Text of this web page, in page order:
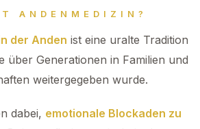
ANDENMEDIZIN?
der Anden ist eine uralte Tradition
über Generationen in Familien und
weitergegeben wurde.
dabei, emotionale Blockaden zu